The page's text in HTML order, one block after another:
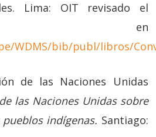
Lima: OIT revisado el
2015 en
WDMS/bib/publ/libros/
de las Naciones Unidas
las Naciones Unidas sobre
indígenas. Santiago: